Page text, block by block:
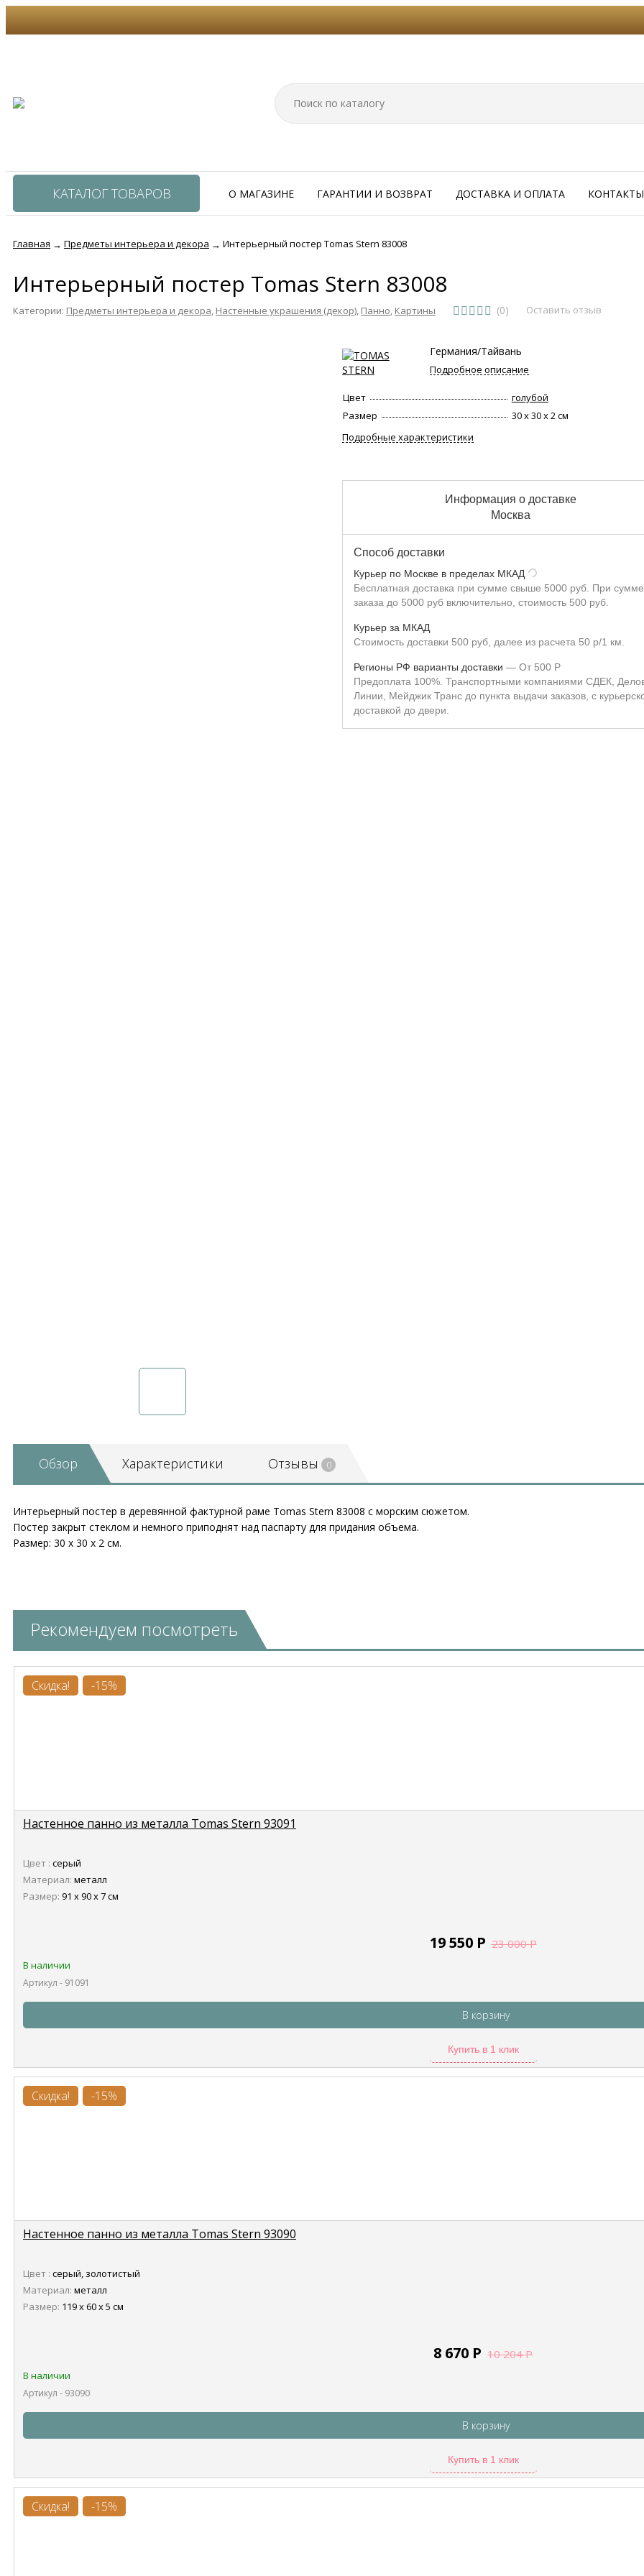
КАТАЛОГ ТОВАРОВ О МАГАЗИНЕ ГАРАНТИИ И ВОЗВРАТ ДОСТАВКА И ОПЛАТА КОНТАКТЫ
Главная → Предметы интерьера и декора → Интерьерный постер Tomas Stern 83008
Интерьерный постер Tomas Stern 83008
Категории: Предметы интерьера и декора Настенные украшения (декор) Панно Картины (0) Оставить отзыв
Германия/Тайвань
Подробное описание
Цвет
голубой
Размер
30 х 30 х 2 см
Подробные характеристики
Информация о доставке
Москва
Способ доставки
Курьер по Москве в пределах МКАД
Бесплатная доставка при сумме свыше 5000 руб. При сумме
заказа до 5000 руб включительно, стоимость 500 руб.
Курьер за МКАД
Стоимость доставки 500 руб, далее из расчета 50 р/1 км.
Регионы РФ варианты доставки От 500 Р
Предоплата 100%. Транспортными компаниями СДЕК,
Линии, Мейджик Транс до пункта выдачи заказов, с
доставкой до двери.
Обзор Характеристики Отзывы 0
Интерьерный постер в деревянной фактурной раме Tomas Stern 83008 с морским сюжетом.
Постер закрыт стеклом и немного приподнят над паспарту для придания объема.
Размер: 30 х 30 х 2 см.
Рекомендуем посмотреть
Скидка! -15%
Настенное панно из металла Tomas Stern 93091
Цвет : серый
Материал: металл
Размер: 91 х 90 х 7 см
19 550 Р 23 000Р
В наличии
Артикул - 91091
В корзину
Купить в 1 клик
Скидка! -15%
Настенное панно из металла Tomas Stern 93090
Цвет : серый, золотистый
Материал: металл
Размер: 119 х 60 х 5 см
8 670 Р 10 204Р
В наличии
Артикул - 93090
В корзину
Купить в 1 клик
Скидка! -15%